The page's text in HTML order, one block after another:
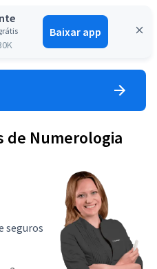
Baixar app
Entrar
de Numerologia
seguros